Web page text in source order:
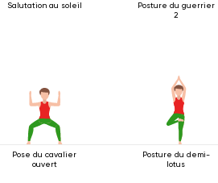
Salutation au soleil
Posture du guerrier
2
Pose du cavalier
ouvert
Posture du demi-
lotus